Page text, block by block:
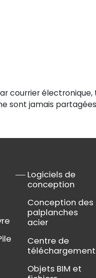
courrier
sont jamais
Logiciels de
conception
Conception des
palplanches
acier
Centre de
téléchargement
Objets BIM et